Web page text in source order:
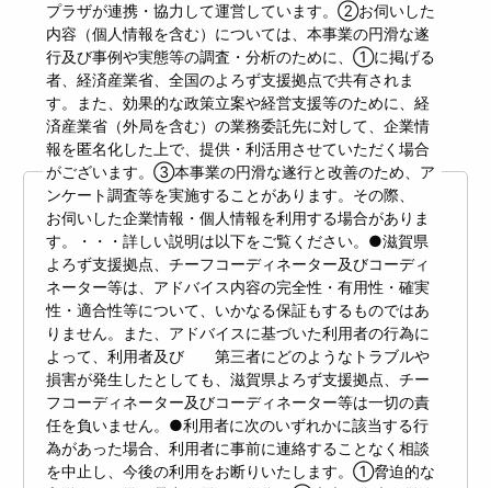
プラザが連携・協力して運営しています。②お伺いした
内容（個人情報を含む）については、本事業の円滑な遂
行及び事例や実態等の調査・分析のために、①に掲げる
者、経済産業省、全国のよろず支援拠点で共有されま
す。また、効果的な政策立案や経営支援等のために、経
済産業省（外局を含む）の業務委託先に対して、企業情
報を匿名化した上で、提供・利活用させていただく場合
がございます。③本事業の円滑な遂行と改善のため、ア
ンケート調査等を実施することがあります。その際、
お伺いした企業情報・個人情報を利用する場合がありま
す。・・・詳しい説明は以下をご覧ください。●滋賀県
よろず支援拠点、チーフコーディネーター及びコーディ
ネーター等は、アドバイス内容の完全性・有用性・確実
性・適合性等について、いかなる保証もするものではあ
りません。また、アドバイスに基づいた利用者の行為に
よって、利用者及び 第三者にどのようなトラブルや
損害が発生したとしても、滋賀県よろず支援拠点、チー
フコーディネーター及びコーディネーター等は一切の責
任を負いません。●利用者に次のいずれかに該当する行
為があった場合、利用者に事前に連絡することなく相談
を中止し、今後の利用をお断りいたします。①脅迫的な